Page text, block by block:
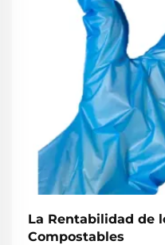
La Rentabilidad de
Compostables